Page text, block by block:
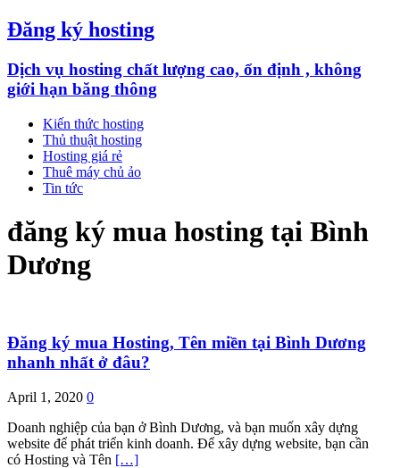
Đăng ký hosting
Dịch vụ hosting chất lượng cao, ổn định , không
giới hạn băng thông
Kiến thức hosting
Thủ thuật hosting
Hosting giá rẻ
Thuê máy chủ ảo
Tin tức
đăng ký mua hosting tại Bình
Dương
Đăng ký mua Hosting, Tên miền tại Bình Dương
nhanh nhất ở đâu?
April 1, 2020 0
Doanh nghiệp của bạn ở Bình Dương, và bạn muốn xây dựng
website để phát triển kinh doanh. Để xây dựng website, bạn cần
có Hosting và Tên […]